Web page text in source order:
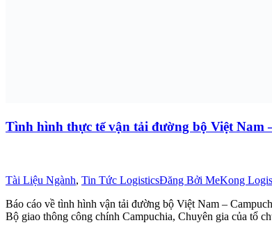
Tình hình thực tế vận tải đường bộ Việt Nam
Tài Liệu Ngành, Tin Tức LogisticsĐăng Bởi MeKong
Báo cáo về tình hình vận tải đường bộ Việt Nam –
Bộ giao thông công chính Campuchia, Chuyên gia của tổ